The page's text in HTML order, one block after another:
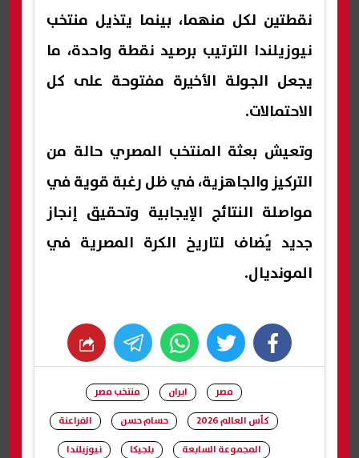
نقطتين لكل منهما، بينما يتذيل منتخب
نيوزيلندا الترتيب برصيد نقطة واحدة، ما
يجعل الجولة الأخيرة مفتوحة على كل
الاحتمالات.
وتعيش بعثة المنتخب المصري حالة من
التركيز والجاهزية، في ظل رغبة قوية في
مواصلة النتائج الإيجابية وتحقيق إنجاز
جديد يُضاف لتاريخ الكرة المصرية في
المونديال.
facebook
twitter
whats
مصر ايران
منتخب مصر
كأس العالم 2026
حسام حسن
الفراعنة
المجموعة السابعة
بلجيكا
نيوزيلندا